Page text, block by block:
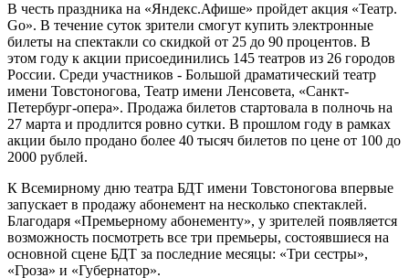
В честь праздника на «Яндекс.Афише» пройдет акция «Театр.
Go». В течение суток зрители смогут купить электронные
билеты на спектакли со скидкой от 25 до 90 процентов. В
этом году к акции присоединились 145 театров из 26 городов
России. Среди участников - Большой драматический театр
имени Товстоногова, Театр имени Ленсовета, «Санкт-
Петербург-опера». Продажа билетов стартовала в полночь на
27 марта и продлится ровно сутки. В прошлом году в рамках
акции было продано более 40 тысяч билетов по цене от 100 до
2000 рублей.
К Всемирному дню театра БДТ имени Товстоногова впервые
запускает в продажу абонемент на несколько спектаклей.
Благодаря «Премьерному абонементу», у зрителей появляется
возможность посмотреть все три премьеры, состоявшиеся на
основной сцене БДТ за последние месяцы: «Три сестры»,
«Гроза» и «Губернатор».